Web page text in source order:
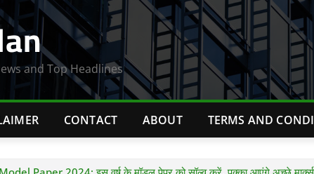
and Top Headlines
CONTACT ABOUT TERMS AND